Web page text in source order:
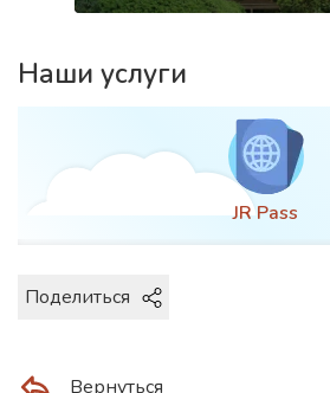
Наши услуги
JR Pass
Поделиться
Вернуться